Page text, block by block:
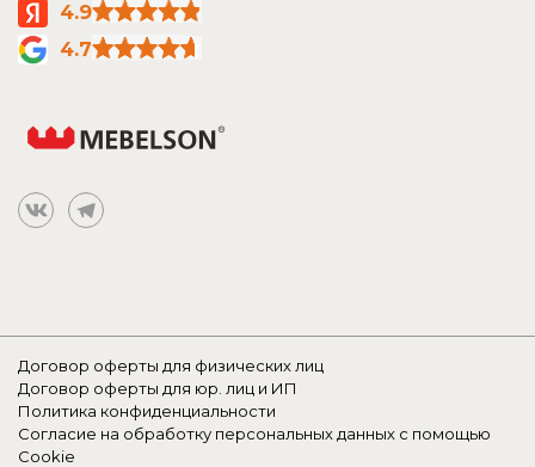
4.9
4.7
Договор оферты для физических лиц
Договор оферты для юр. лиц и ИП
Политика конфиденциальности
Согласие на обработку персональных данных с помощью
Cookie